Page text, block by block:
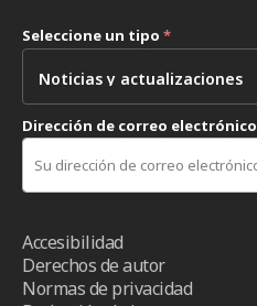
Seleccione un tipo *
Dirección de correo electrónico
Accesibilidad
Derechos de autor
Normas de privacidad